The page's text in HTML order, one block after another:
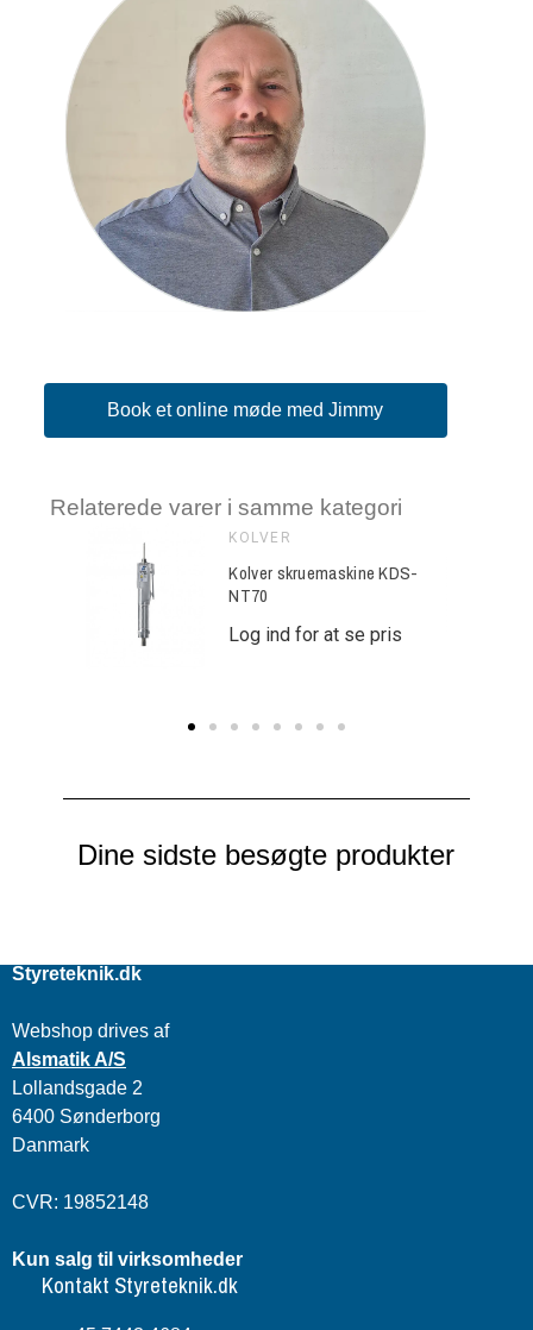
Book et online møde med Jimmy
Relaterede varer i samme kategori
KOLVER
Kolver skruemaskine KDS-
NT70
Log ind for at se pris
Dine sidste besøgte produkter
Styreteknik.dk
Webshop drives af
Alsmatik A/S
Lollandsgade 2
6400 Sønderborg
Danmark
CVR: 19852148
Kun salg til virksomheder
Kontakt Styreteknik.dk